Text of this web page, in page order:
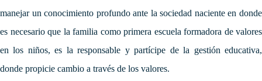
manejar un conocimiento profundo ante la sociedad naciente en donde
es necesario que la familia como primera escuela formadora de valores
en los niños, es la responsable y partícipe de la gestión educativa,
donde propicie cambio a través de los valores.